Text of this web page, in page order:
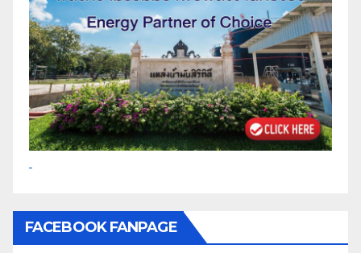
FACEBOOK FANPAGE